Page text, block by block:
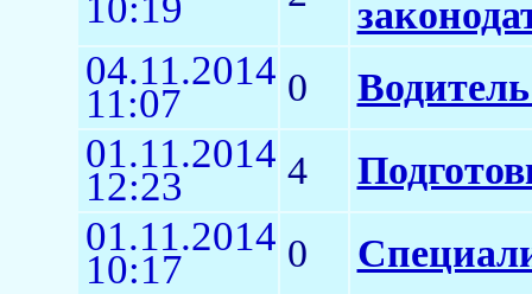
04.11.2014
11:07 0
01.11.2014
12:23 4
01.11.2014
10:17 0